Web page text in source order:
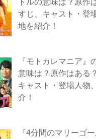
すじ、キャスト・登
地を紹介！
『モトカレマニア』
意味は？原作はある
キャスト・登場人物
介！
『4分間のマリーゴ